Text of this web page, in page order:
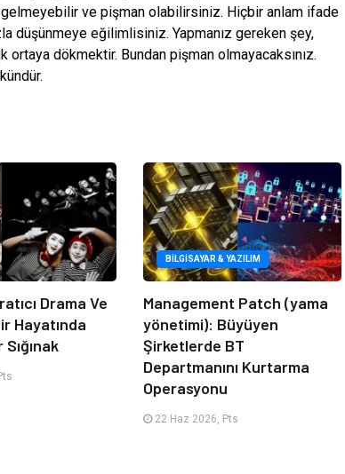
ve pişman olabilirsiniz. Hiçbir anlam ifade
düşünmeye eğilimlisiniz. Yapmanız gereken şey,
ortaya dökmektir. Bundan pişman olmayacaksınız.
Drama Ve
Hayatında
BILGISAYAR & YAZILIM
Management Patch (yama
yönetimi): Büyüyen
Şirketlerde BT
Departmanını Kurtarma
Operasyonu
22 Haz 2026, Pts